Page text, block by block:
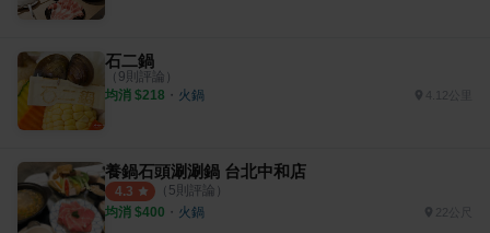
石二鍋
（ 9則評論）
均消 $218 ・ 火鍋
養鍋石頭涮涮鍋 台北中和店
4.3 （ 5則評論）
均消 $400 ・ 火鍋